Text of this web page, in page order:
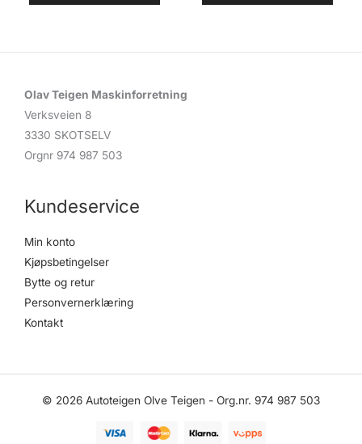
Olav Teigen Maskinforretning
Verksveien 8
3330 SKOTSELV
Orgnr 974 987 503
Kundeservice
Min konto
Kjøpsbetingelser
Bytte og retur
Personvernerklæring
Kontakt
© 2026 Autoteigen Olve Teigen - Org.nr. 974 987 503